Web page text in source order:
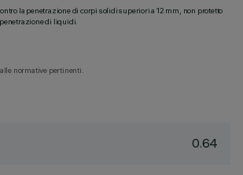
la penetrazione di corpi solidi superiori a 12 mm, non protetto
di liquidi.
normative pertinenti.
0.64